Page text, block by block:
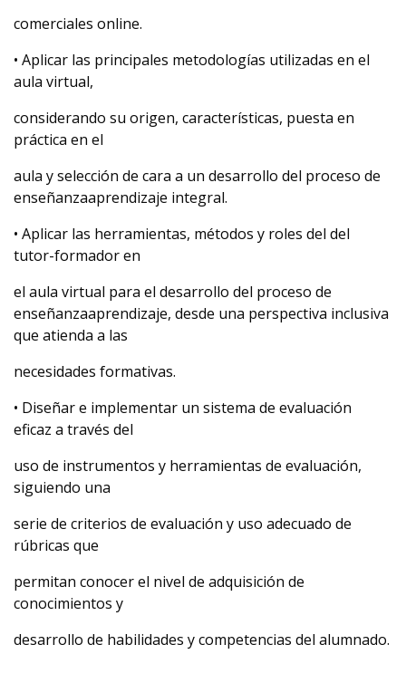
comerciales online.
• Aplicar las principales metodologías utilizadas en el
aula virtual,
considerando su origen, características, puesta en
práctica en el
aula y selección de cara a un desarrollo del proceso de
enseñanzaaprendizaje integral.
• Aplicar las herramientas, métodos y roles del del
tutor-formador en
el aula virtual para el desarrollo del proceso de
enseñanzaaprendizaje, desde una perspectiva inclusiva
que atienda a las
necesidades formativas.
• Diseñar e implementar un sistema de evaluación
eficaz a través del
uso de instrumentos y herramientas de evaluación,
siguiendo una
serie de criterios de evaluación y uso adecuado de
rúbricas que
permitan conocer el nivel de adquisición de
conocimientos y
desarrollo de habilidades y competencias del alumnado.